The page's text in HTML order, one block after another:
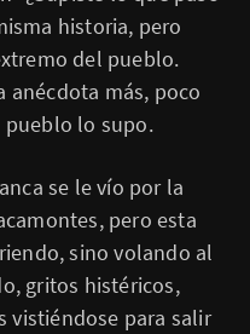
historia, pero
del pueblo.
anécdota más, poco
pueblo lo supo.
se le vío por la
pero esta
sino volando al
gritos histéricos,
vistiéndose para salir